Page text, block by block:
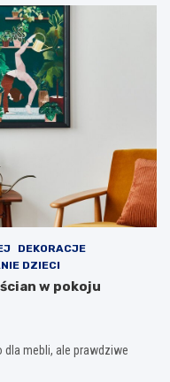
DEKORACJE
DZIECI
w pokoju
dla mebli, ale prawdziwe